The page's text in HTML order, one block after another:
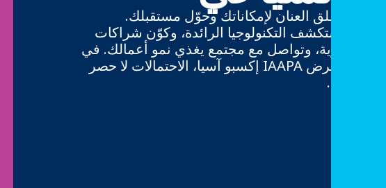
أطلق العنان لإمكاناتك وحوّل مستقبلك.
استكشف التكنولوجيا الرائدة، وكوّن شراكات
قوية، وتواصل مع مجتمع يغذي نمو أعمالك. في
معرض IAAPA إكسبو آسيا، الاحتمالات لا حصر
لها.